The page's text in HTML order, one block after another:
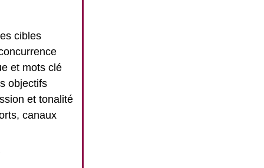
cibles
et mots clé
objectifs
et tonalité
canaux